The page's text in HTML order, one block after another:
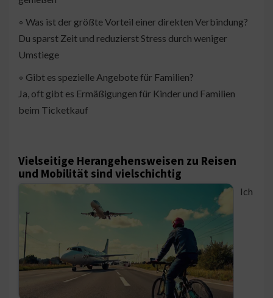
◦ Was ist der größte Vorteil einer direkten Verbindung?
Du sparst Zeit und reduzierst Stress durch weniger
Umstiege
◦ Gibt es spezielle Angebote für Familien?
Ja, oft gibt es Ermäßigungen für Kinder und Familien
beim Ticketkauf
Vielseitige Herangehensweisen zu Reisen
und Mobilität sind vielschichtig
Ich